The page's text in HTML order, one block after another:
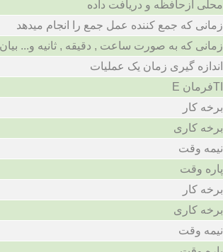
محلی ازحافظه و دریافت داده
زمانی که جمع کننده عمل جمع را انجام میدهد
زمانی که به صورت ساعت , دقیقه , ثانیه و...
اندازه گیری زمان یک عملیات
TIفرمان E
برخه کار
برخه کاری
نیمه وقت
پاره وقت
برخه کار
برخه کاری
نیمه وقت